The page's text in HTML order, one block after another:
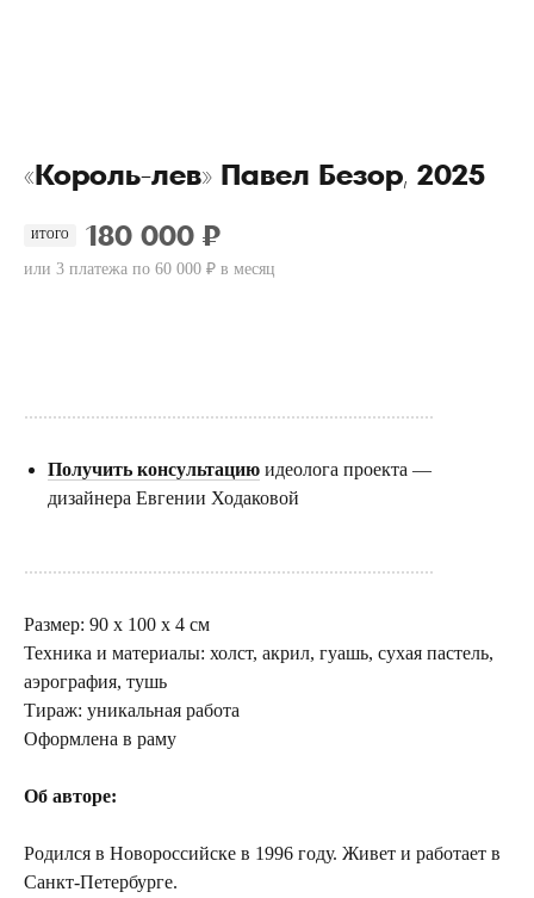
«Король-лев» Павел Безор, 2025
ИТОГО 180 000 ₽
или 3 платежа по 60 000 ₽ в месяц
......................................................................................
Получить консультацию идеолога проекта —
дизайнера Евгении Ходаковой
......................................................................................
Размер: 90 х 100 х 4 см
Техника и материалы: холст, акрил, гуашь, сухая пастель,
аэрография, тушь
Тираж: уникальная работа
Оформлена в раму
Об авторе:
Родился в Новороссийске в 1996 году. Живет и работает в
Санкт-Петербурге.